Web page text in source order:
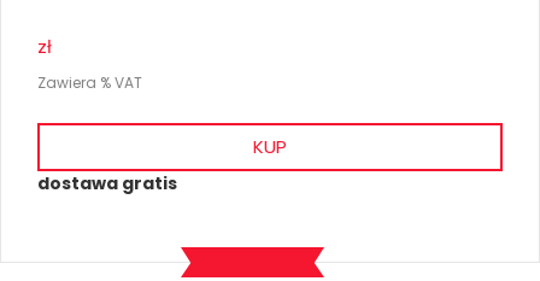
zł
Zawiera % VAT
KUP
dostawa gratis